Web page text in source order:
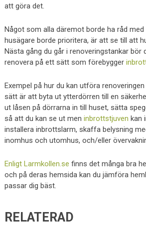
att göra det.
Något som alla däremot borde ha råd
husägare borde prioritera, är att se till att
Nästa gång du går i renoveringstankar bör
renovera på ett sätt som förebygger
Exempel på hur du kan utföra
sätt är att byta ut ytterdörren till en
ut låsen på dörrarna in till huset, sätta
så att du kan se ut men inbrottstjuven kan
installera inbrottslarm, skaffa belysning
inomhus och utomhus, och/eller
Enligt Larmkollen.se finns det många bra
och på deras hemsida kan du jämföra
passar dig bäst.
RELATERAD